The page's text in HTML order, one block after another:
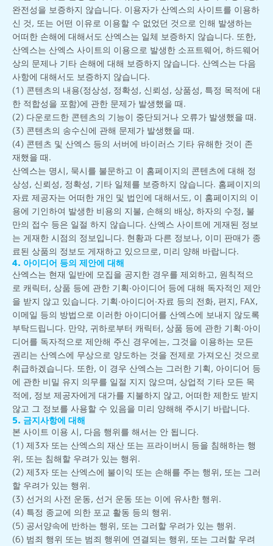
완전성을 보증하지 않습니다. 이용자가 산엑스의 사이트를 이용하
신 것, 또는 어떤 이유로 이용할 수 없었던 것으로 인해 발생하는
어떠한 손해에 대해서도 산엑스는 일체 보증하지 않습니다. 또한,
산엑스는 산엑스 사이트의 이용으로 발생한 소프트웨어, 하드웨어
상의 문제나 기타 손해에 대해 보증하지 않습니다. 산엑스는 다음
사항에 대해서도 보증하지 않습니다.
(1) 콘텐츠의 내용(정상성, 정확성, 신뢰성, 상품성, 특정 목적에 대
한 적합성을 포함)에 관한 문제가 발생했을 때.
(2) 다운로드한 콘텐츠의 기능이 중단되거나 오류가 발생했을 때.
(3) 콘텐츠의 송수신에 관해 문제가 발생했을 때.
(4) 콘텐츠 및 산엑스 등의 서버에 바이러스 기타 유해한 것이 존
재했을 때.
산엑스는 명시, 묵시를 불문하고 이 홈페이지의 콘텐츠에 대해 정
상성, 신뢰성, 정확성, 기타 일체를 보증하지 않습니다. 홈페이지의
자료 제공자는 어떠한 개인 및 법인에 대해서도, 이 홈페이지의 이
용에 기인하여 발생한 비용의 지불, 손해의 배상, 하자의 수정, 불
만의 접수 등은 일절 하지 않습니다. 산엑스 사이트에 게재된 정보
는 게재한 시점의 정보입니다. 현황과 다른 정보나, 이미 판매가 종
료된 상품의 정보도 게재하고 있으므로, 미리 양해 바랍니다.
4. 아이디어 등의 제안에 대해
산엑스는 현재 일반에 모집을 공지한 경우를 제외하고, 원칙적으
로 캐릭터, 상품 등에 관한 기획·아이디어 등에 대해 독자적인 제안
을 받지 않고 있습니다. 기획·아이디어·자료 등의 전화, 편지, FAX,
이메일 등의 방법으로 이러한 아이디어를 산엑스에 보내지 않도록
부탁드립니다. 만약, 귀하로부터 캐릭터, 상품 등에 관한 기획·아이
디어를 독자적으로 제안해 주신 경우에는, 그것을 이용하는 모든
권리는 산엑스에 무상으로 양도하는 것을 전제로 가져오신 것으로
취급하겠습니다. 또한, 이 경우 산엑스는 그러한 기획, 아이디어 등
에 관한 비밀 유지 의무를 일절 지지 않으며, 상업적 기타 모든 목
적에, 정보 제공자에게 대가를 지불하지 않고, 어떠한 제한도 받지
않고 그 정보를 사용할 수 있음을 미리 양해해 주시기 바랍니다.
5. 금지사항에 대해
본 사이트 이용 시, 다음 행위를 해서는 안 됩니다.
(1) 제3자 또는 산엑스의 재산 또는 프라이버시 등을 침해하는 행
위, 또는 침해할 우려가 있는 행위.
(2) 제3자 또는 산엑스에 불이익 또는 손해를 주는 행위, 또는 그러
할 우려가 있는 행위.
(3) 선거의 사전 운동, 선거 운동 또는 이에 유사한 행위.
(4) 특정 종교에 의한 포교 활동 등의 행위.
(5) 공서양속에 반하는 행위, 또는 그러할 우려가 있는 행위.
(6) 범죄 행위 또는 범죄 행위에 연결되는 행위, 또는 그러할 우려